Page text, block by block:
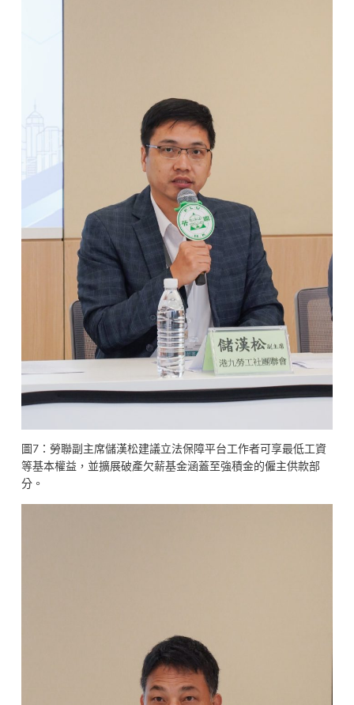
圖7：勞聯副主席儲漢松建議立法保障平台工作者可享最低工資
等基本權益，並擴展破產欠薪基金涵蓋至強積金的僱主供款部
分。